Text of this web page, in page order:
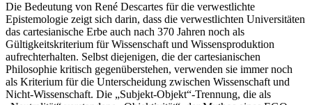
Die Bedeutung von René Descartes für die verwestlichte
Epistemologie zeigt sich darin, dass die verwestlichten Uni­versitäten
das cartesianische Erbe auch nach 370 Jahren noch als
Gültigkeitskriterium für Wissenschaft und Wissensproduktion
aufrechterhalten. Selbst diejenigen, die der cartesianischen
Philosophie kritisch gegenüberstehen, verwenden sie immer noch
als Kriterium für die Unterscheidung zwischen Wissenschaft und
Nicht-Wissenschaft. Die „Subjekt-Objekt“-Trennung, die als